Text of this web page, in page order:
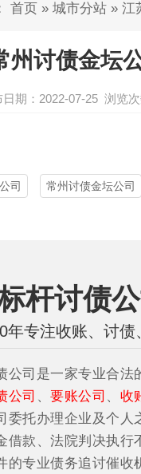
首页» 城市分站» 江
州讨债金坛
日期：2022-07-25 浏览次
司 常州讨债金坛公司
杆讨债
年专注收账、讨债
公司是一家专业合法
公司 、要账公司 、 收
委托办理企业及个人
借款、法院判决执行
的专业债务追讨催收